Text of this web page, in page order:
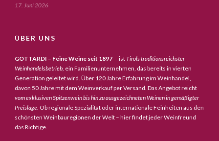
17. Juni 2026
ÜBER UNS
GOTTARDI – Feine Weine seit 1897 – istTirols traditionsreichster
Weinhandelsbetrieb, ein Familienunternehmen, das bereits in vierten
Generation geleitet wird. Über 120 Jahre Erfahrung im Weinhandel,
davon 50 Jahre mit dem Weinverkauf per Versand. Das Angebot reicht
vom exklusiven Spitzenwein bis hin zu ausgezeichneten Weinen in gemäßigter
Preislage. Ob regionale Spezialität oder internationale Feinheiten aus den
schönsten Weinbauregionen der Welt – hier findet jeder Weinfreund
das Richtige.